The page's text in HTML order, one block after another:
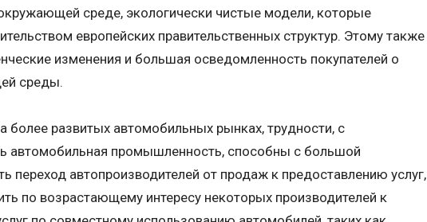
среде, экологически чистые модели, которые
европейских правительственных структур. Этому также
изменения и большая осведомленность покупателей о
среды.
более развитых автомобильных рынках, трудности, с
автомобильная промышленность, способны с большой
переход автопроизводителей от продаж к предоставлению услуг,
по возрастающему интересу некоторых производителей к